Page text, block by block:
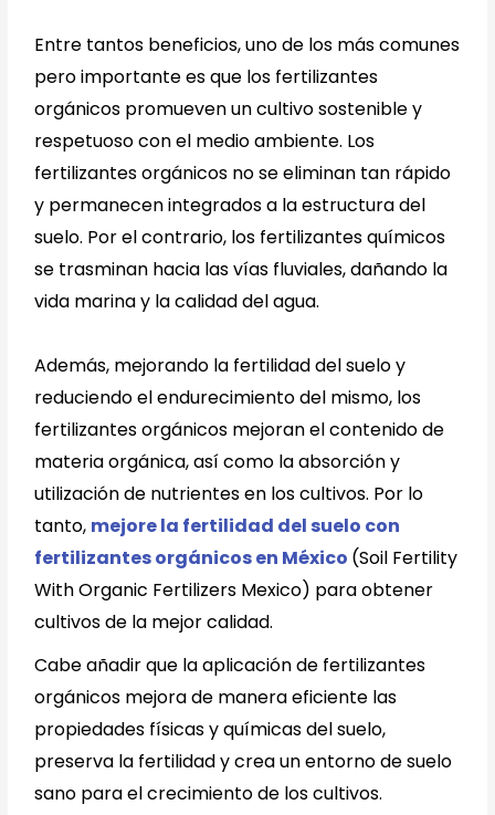
Entre tantos beneficios, uno de los más comunes
pero importante es que los fertilizantes
orgánicos promueven un cultivo sostenible y
respetuoso con el medio ambiente. Los
fertilizantes orgánicos no se eliminan tan rápido
y permanecen integrados a la estructura del
suelo. Por el contrario, los fertilizantes químicos
se trasminan hacia las vías fluviales, dañando la
vida marina y la calidad del agua.
Además, mejorando la fertilidad del suelo y
reduciendo el endurecimiento del mismo, los
fertilizantes orgánicos mejoran el contenido de
materia orgánica, así como la absorción y
utilización de nutrientes en los cultivos. Por lo
tanto, mejore la fertilidad del suelo con
fertilizantes orgánicos en México (Soil Fertility
With Organic Fertilizers Mexico) para obtener
cultivos de la mejor calidad.
Cabe añadir que la aplicación de fertilizantes
orgánicos mejora de manera eficiente las
propiedades físicas y químicas del suelo,
preserva la fertilidad y crea un entorno de suelo
sano para el crecimiento de los cultivos.